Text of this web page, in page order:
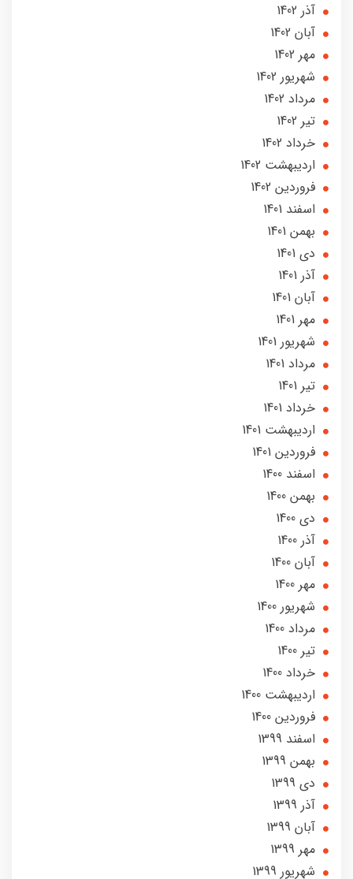
آذر 1402
آبان 1402
مهر 1402
شهریور 1402
مرداد 1402
تير 1402
خرداد 1402
ارديبهشت 1402
فروردین 1402
اسفند 1401
بهمن 1401
دی 1401
آذر 1401
آبان 1401
مهر 1401
شهریور 1401
مرداد 1401
تير 1401
خرداد 1401
ارديبهشت 1401
فروردین 1401
اسفند 1400
بهمن 1400
دی 1400
آذر 1400
آبان 1400
مهر 1400
شهریور 1400
مرداد 1400
تير 1400
خرداد 1400
ارديبهشت 1400
فروردین 1400
اسفند 1399
بهمن 1399
دی 1399
آذر 1399
آبان 1399
مهر 1399
شهریور 1399